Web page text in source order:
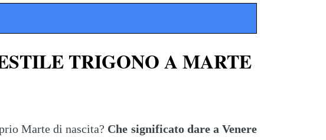
TRIGONO A MARTE
Marte di nascita? Che significato dare a Venere